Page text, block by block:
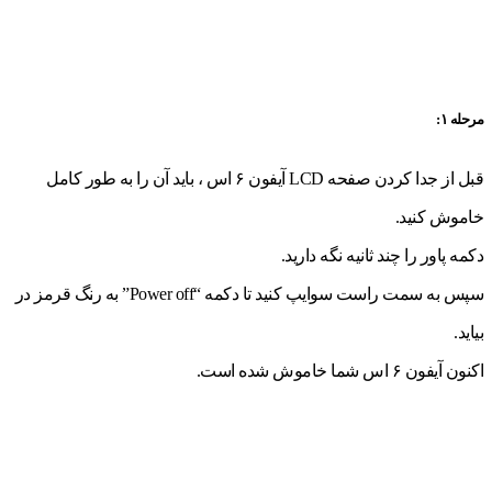
مرحله ۱:
قبل از جدا کردن صفحه LCD آیفون ۶ اس ، باید آن را به طور کامل
خاموش کنید.
دکمه پاور را چند ثانیه نگه دارید.
سپس به سمت راست سوایپ کنید تا دکمه “Power off” به رنگ قرمز در
بیاید.
اکنون آیفون ۶ اس شما خاموش شده است.